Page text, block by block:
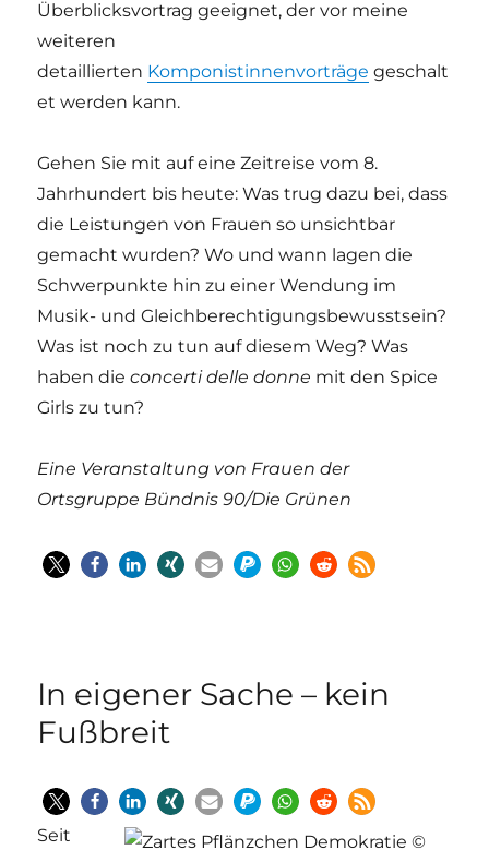
Überblicksvortrag geeignet, der vor meine
weiteren
detaillierten Komponistinnenvorträge geschalt
et werden kann.
Gehen Sie mit auf eine Zeitreise vom 8.
Jahrhundert bis heute: Was trug dazu bei, dass
die Leistungen von Frauen so unsichtbar
gemacht wurden? Wo und wann lagen die
Schwerpunkte hin zu einer Wendung im
Musik- und Gleichberechtigungsbewusstsein?
Was ist noch zu tun auf diesem Weg? Was
haben dieconcerti delle donne mit den Spice
Girls zu tun?
Eine Veranstaltung von Frauen der
Ortsgruppe Bündnis 90/Die Grünen
In eigener Sache – kein
Fußbreit
Seit